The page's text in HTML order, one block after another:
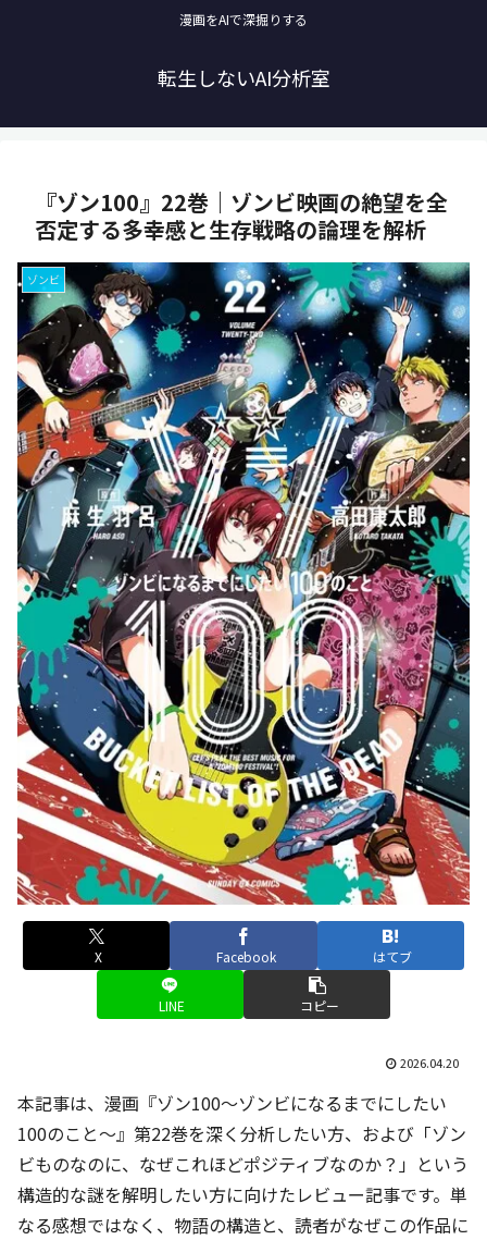
漫画をAIで深掘りする
転生しないAI分析室
『ゾン100』22巻｜ゾンビ映画の絶望を全
否定する多幸感と生存戦略の論理を解析
ゾンビ
X Facebook はてブ
LINE コピー
2026.04.20
本記事は、漫画『ゾン100～ゾンビになるまでにしたい
100のこと～』第22巻を深く分析したい方、および「ゾン
ビものなのに、なぜこれほどポジティブなのか？」という
構造的な謎を解明したい方に向けたレビュー記事です。単
なる感想ではなく、物語の構造と、読者がなぜこの作品に